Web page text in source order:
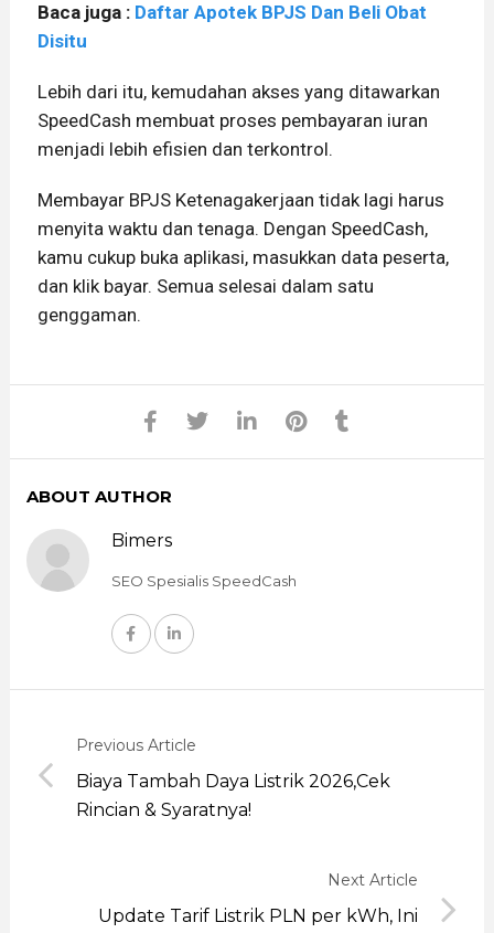
Baca juga : Daftar Apotek BPJS Dan Beli Obat
Disitu
Lebih dari itu, kemudahan akses yang ditawarkan
SpeedCash membuat proses pembayaran iuran
menjadi lebih efisien dan terkontrol.
Membayar BPJS Ketenagakerjaan tidak lagi harus
menyita waktu dan tenaga. Dengan SpeedCash,
kamu cukup buka aplikasi, masukkan data peserta,
dan klik bayar. Semua selesai dalam satu
genggaman.
ABOUT AUTHOR
Bimers
SEO Spesialis SpeedCash
Previous Article
Biaya Tambah Daya Listrik 2026,Cek
Rincian & Syaratnya!
Next Article
Update Tarif Listrik PLN per kWh, Ini